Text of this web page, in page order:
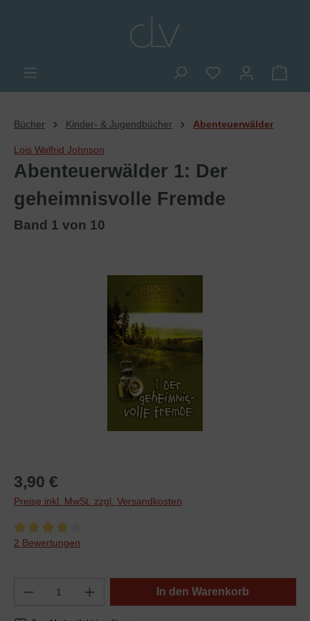
Du hast 0
Bücher Kinder- & Jugendbücher Abenteuerwälder
Lois Walfrid Johnson
Abenteuerwälder 1: Der
geheimnisvolle Fremde
Band 1 von 10
3,90 €
Preise inkl. MwSt. zzgl. Versandkosten
Durchschnittliche Bewertung von 4 von 5 Sternen
2 Bewertungen
In den Warenkorb